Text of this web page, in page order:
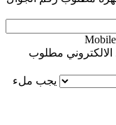
الالكتروني مطلوب
يجب ملء